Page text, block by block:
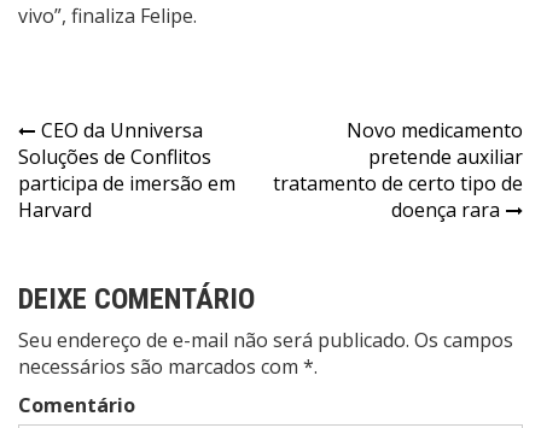
vivo”, finaliza Felipe.
Navegação
de
Post
CEO da Unniversa
Soluções de Conflitos
participa de imersão em
Harvard
Novo medicamento
pretende auxiliar
tratamento de certo tipo de
doença rara
DEIXE COMENTÁRIO
Seu endereço de e-mail não será publicado. Os campos
necessários são marcados com *.
Comentário